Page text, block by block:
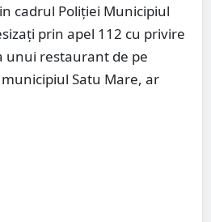
cadrul Poliției Municipiul
prin apel 112 cu privire
unui restaurant de pe
Satu Mare, ar